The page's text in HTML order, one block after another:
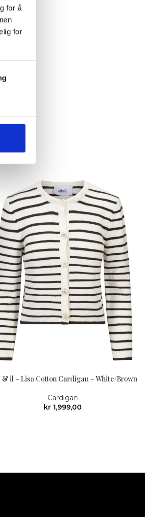
for å
for
& il – Lisa Cotton Cardigan – White/Brown
Cardigan
kr 1,999,00